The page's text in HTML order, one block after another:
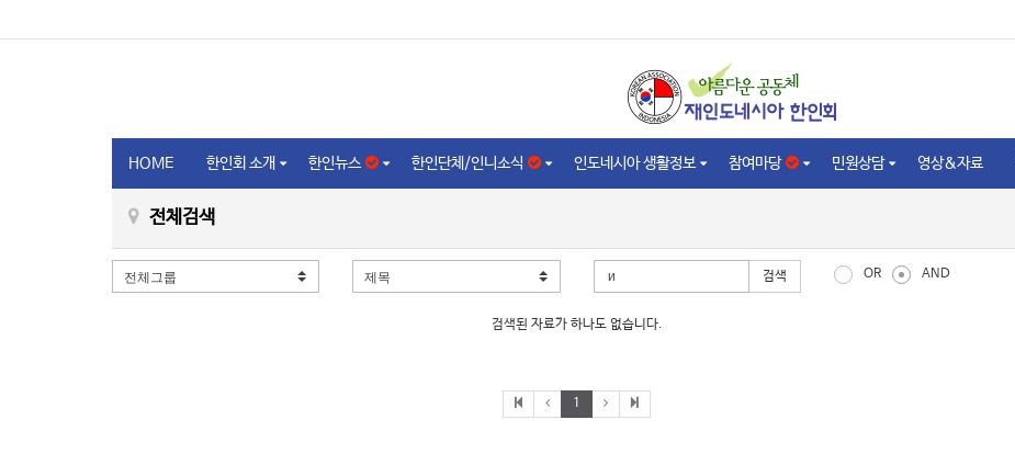
HOME 한인회 소개 한인뉴스 한인단체/인니소식 인도네시아 생활정보 참여마당 민원상담 영상&자료
전체검색
검색 OR AND
검색된 자료가 하나도 없습니다.
1